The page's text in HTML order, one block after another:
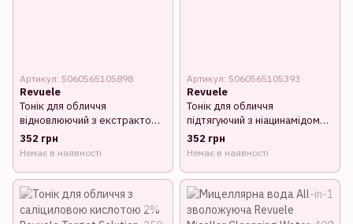
Артикул: 5060565105898
Revuele
Тонік для обличчя
відновлюючий з екстрактом
центели Cіса Revuele Target
Solution, 250 мл
352 грн
Немає в наявності
Артикул: 5060565105393
Revuele
Тонік для обличчя
підтягуючий з ніацинамідом
Revuele Target Solution, 250
мл
352 грн
Немає в наявності